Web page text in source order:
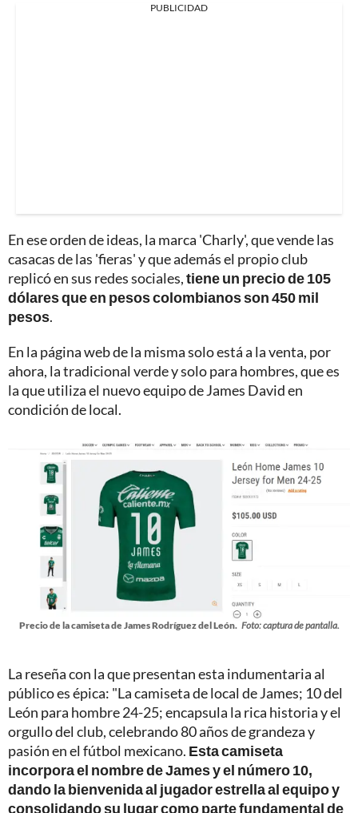
PUBLICIDAD
En ese orden de ideas, la marca 'Charly', que vende las
casacas de las 'fieras' y que además el propio club
replicó en sus redes sociales,tiene un precio de 105
dólares que en pesos colombianos son 450 mil
pesos.
En la página web de la misma solo está a la venta, por
ahora, la tradicional verde y solo para hombres, que es
la que utiliza el nuevo equipo de James David en
condición de local.
Precio de la camiseta de James Rodríguez del León. Foto: captura de pantalla.
La reseña con la que presentan esta indumentaria al
público es épica: "La camiseta de local de James; 10 del
León para hombre 24-25; encapsula la rica historia y el
orgullo del club, celebrando 80 años de grandeza y
pasión en el fútbol mexicano. Esta camiseta
incorpora el nombre de James y el número 10,
dando la bienvenida al jugador estrella al equipo y
consolidando su lugar como parte fundamental de